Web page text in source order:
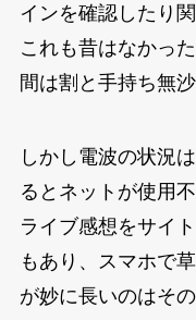
インを確認したり
これも昔はなかっ
間は割と手持ち無
しかし電波の状況
るとネットが使用
ライブ感想をサイ
もあり、スマホで
が妙に長いのはその